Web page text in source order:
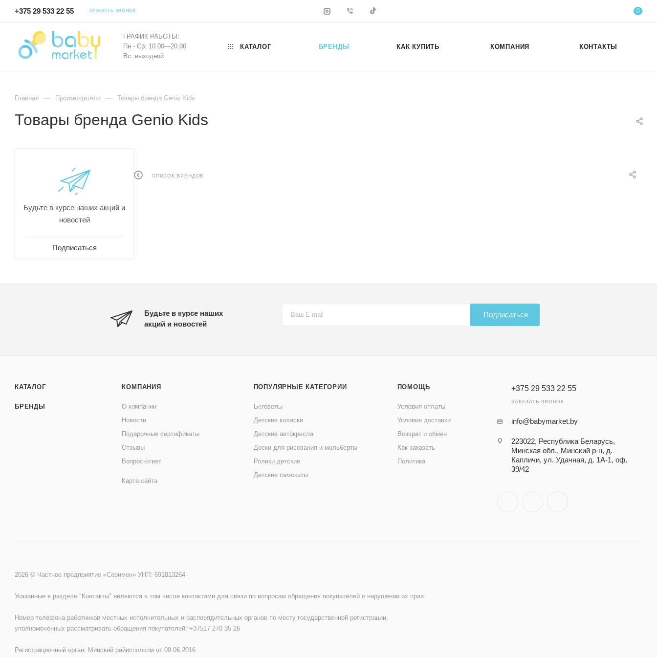
+375 29 533 22 55 ЗАКАЗАТЬ ЗВОНОК 0
ГРАФИК РАБОТЫ:
Пн - Сб: 10.00—20.00
Вс: выходной
КАТАЛОГ БРЕНДЫ КАК КУПИТЬ КОМПАНИЯ КОНТАКТЫ
Главная — Производители — Товары бренда Genio Kids
Товары бренда Genio Kids
СПИСОК БРЕНДОВ
Будьте в курсе наших акций и
новостей
Подписаться
Будьте в курсе наших
акций и новостей
Подписаться
КАТАЛОГ
БРЕНДЫ
КОМПАНИЯ
О компании
Новости
Подарочные сертификаты
Отзывы
Вопрос-ответ
Карта сайта
ПОПУЛЯРНЫЕ КАТЕГОРИИ
Беговелы
Детские коляски
Детские автокресла
Доски для рисования и мольберты
Ролики детские
Детские самокаты
ПОМОЩЬ
Условия оплаты
Условия доставки
Возврат и обмен
Как заказать
Политика
+375 29 533 22 55
ЗАКАЗАТЬ ЗВОНОК
info@babymarket.by
223022, Республика Беларусь,
Минская обл., Минский р-н, д.
Капличи, ул. Удачная, д. 1А-1, оф.
39/42
2026 © Частное предприятие «Серимен» УНП: 691813264
Указанные в разделе "Контакты" являются в том числе контактами для связи по вопросам обращения покупателей о нарушении их прав
Номер телефона работников местных исполнительных и распорядительных органов по месту государственной регистрации,
уполномоченных рассматривать обращения покупателей: +37517 270 35 26
Регистрационный орган: Минский райисполком от 09.06.2016